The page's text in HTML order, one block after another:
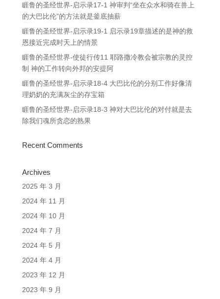
睚鲁的圣经世界-启示录17-1 神审判“坐在众水和骑在兽上
的大巴比伦”的方法就是釜底抽薪
睚鲁的圣经世界-启示录19-1 启示录19章描述的是神的救
恩接近完成时天上的情景
睚鲁的圣经世界-使徒行传11 耶路撒冷教会被宗教的灵控
制 神的工作转向外邦的安提阿
睚鲁的圣经世界-启示录18-4 大巴比伦的分别工作好像清
理奶奶的充满灰尘的存宝箱
睚鲁的圣经世界-启示录18-3 神对大巴比伦的对付就是去
除我们魂所贪恋的熟果
Recent Comments
Archives
2025 年 3 月
2024 年 11 月
2024 年 10 月
2024 年 7 月
2024 年 5 月
2024 年 4 月
2023 年 12 月
2023 年 9 月